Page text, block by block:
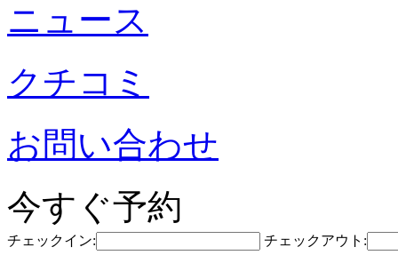
ニュース
クチコミ
お問い合わせ
今すぐ予約
チェックイン: チェックアウト: